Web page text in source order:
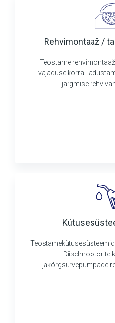
Rehvimontaaž /
Teostame
vajaduse korral
järgmise
Diiselmootorite
jakõrgsurvepumpade